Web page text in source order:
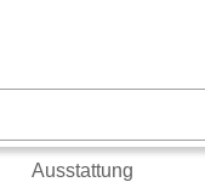
Ausstattung